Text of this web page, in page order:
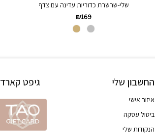
שלי-שרשרת כדוריות עדינה עם צדף
₪169
החשבון שלי
איזור אישי
ביטול עסקה
הנקודות שלי
גיפט קארד